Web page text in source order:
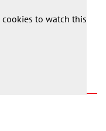
cookies to watch this